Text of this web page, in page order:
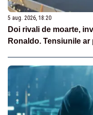
5 aug. 2026, 18:20
Doi rivali de moarte,
Ronaldo. Tensiunile